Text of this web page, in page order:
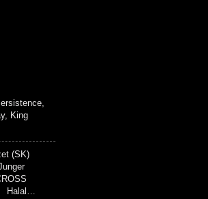
King
(SK)